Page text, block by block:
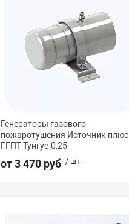
Генераторы газового
пожаротушения Источник плюс
ГГПТ Тунгус-0,25
от 3 470 руб / шт.